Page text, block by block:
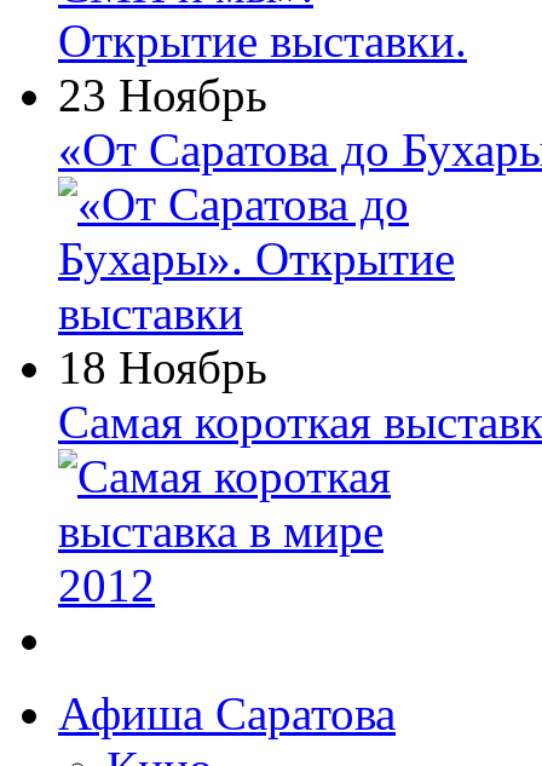
23 Ноябрь
«От Саратова до
18 Ноябрь
Самая короткая
Афиша Саратова